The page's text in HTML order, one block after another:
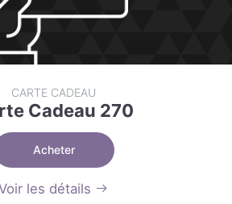
CARTE CADEAU
Cadeau 270
Acheter
les détails